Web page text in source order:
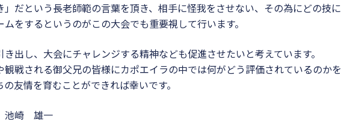
」だという長老師範の言葉を頂き、相手に怪我をさせない、その為にどの技に
をするというのがこの大会でも重要視して行います。
出し、大会にチャレンジする精神なども促進させたいと考えています。
戦される御父兄の皆様にカポエイラの中では何がどう評価されているのかを
友情を育むことができれば幸いです。
池崎 雄一